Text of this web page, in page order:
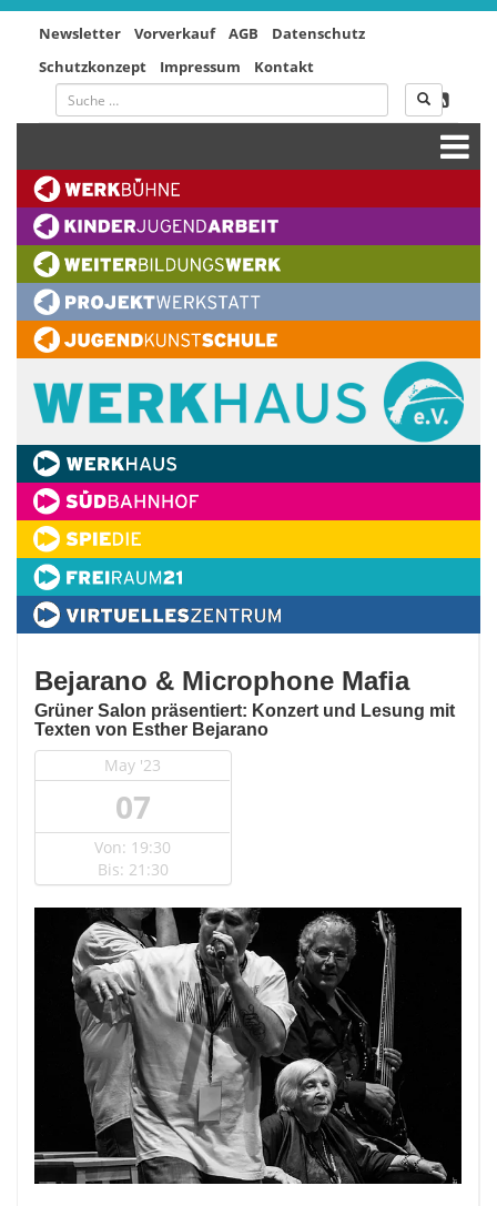
Newsletter Vorverkauf AGB
Datenschutz
Schutzkonzept
Impressum Kontakt
Bejarano & Microphone Mafia
Grüner Salon präsentiert: Konzert und Lesung mit
Texten von Esther Bejarano
May '23
07
Von: 19:30
Bis: 21:30